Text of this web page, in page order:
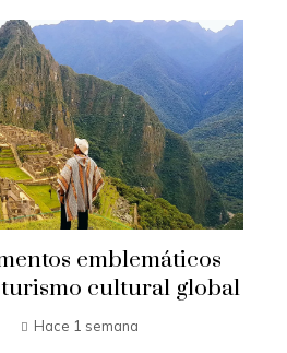
emblemáticos
cultural global
Hace 1 semana